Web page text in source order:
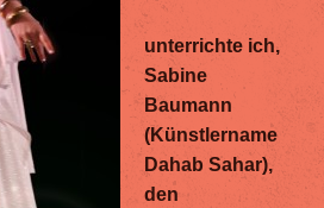
unterrichte ich,
Sabine
Baumann
(Künstlername
Dahab Sahar),
den